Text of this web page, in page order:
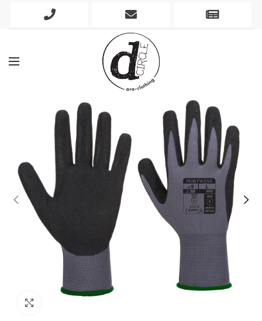
Phone
Mobile